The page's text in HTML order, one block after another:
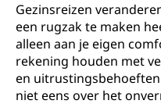
Gezinsreizen
een rugzak te maken
alleen aan je eigen
rekening houden met
en
niet eens over het